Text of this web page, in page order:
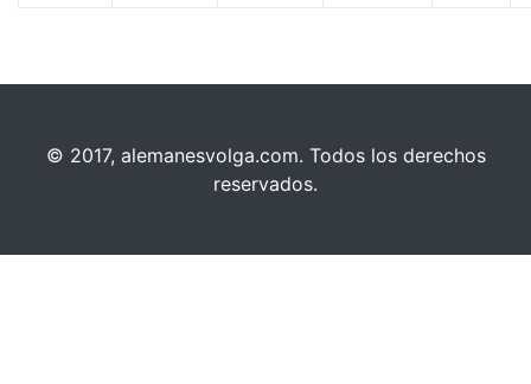
© 2017, alemanesvolga.com. Todos los derechos
reservados.